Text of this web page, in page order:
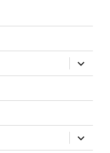
näytä
näytä